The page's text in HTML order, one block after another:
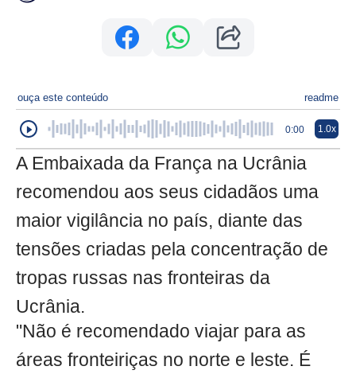
ouça este conteúdo readme
0:00 1.0x
A Embaixada da França na Ucrânia
recomendou aos seus cidadãos uma
maior vigilância no país, diante das
tensões criadas pela concentração de
tropas russas nas fronteiras da
Ucrânia.
"Não é recomendado viajar para as
áreas fronteiriças no norte e leste. É